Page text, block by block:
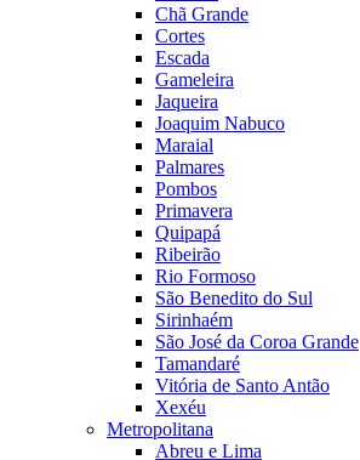
Chã Grande
Cortes
Escada
Gameleira
Jaqueira
Joaquim Nabuco
Maraial
Palmares
Pombos
Primavera
Quipapá
Ribeirão
Rio Formoso
São Benedito do Sul
Sirinhaém
São José da Coroa Grande
Tamandaré
Vitória de Santo Antão
Xexéu
Metropolitana
Abreu e Lima